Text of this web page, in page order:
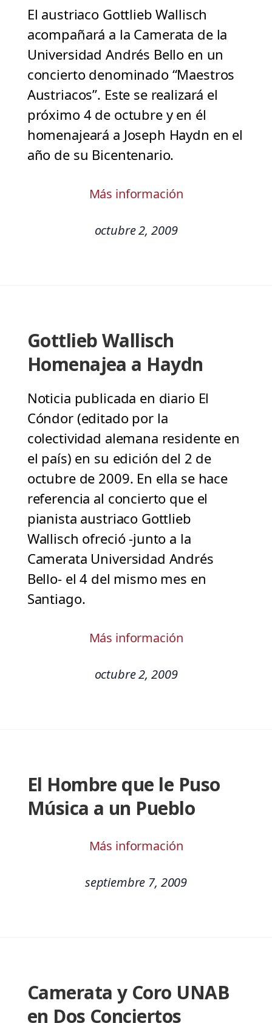
El austriaco Gottlieb Wallisch
acompañará a la Camerata de la
Universidad Andrés Bello en un
concierto denominado “Maestros
Austriacos”. Este se realizará el
próximo 4 de octubre y en él
homenajeará a Joseph Haydn en el
año de su Bicentenario.
Más información
octubre 2, 2009
Gottlieb Wallisch
Homenajea a Haydn
Noticia publicada en diario El
Cóndor (editado por la
colectividad alemana residente en
el país) en su edición del 2 de
octubre de 2009. En ella se hace
referencia al concierto que el
pianista austriaco Gottlieb
Wallisch ofreció -junto a la
Camerata Universidad Andrés
Bello- el 4 del mismo mes en
Santiago.
Más información
octubre 2, 2009
El Hombre que le Puso
Música a un Pueblo
Más información
septiembre 7, 2009
Camerata y Coro UNAB
en Dos Conciertos